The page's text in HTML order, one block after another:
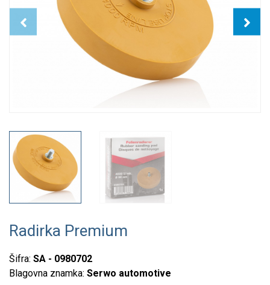
Radirka Premium
Šifra: SA - 0980702
Blagovna znamka: Serwo automotive